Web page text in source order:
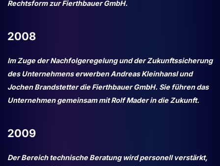
Rechtsform zur Fierthbauer GmbH.
2008
Im Zuge der Nachfolgeregelung und der Zukunftssicherung
des Unternehmens erwerben Andreas Kleinhansl und
Jochen Brandstetter die Fierthbauer GmbH. Sie führen das
Unternehmen gemeinsam mit Rolf Mader in die Zukunft.
2009
Der Bereich technische Beratung wird personell verstärkt,